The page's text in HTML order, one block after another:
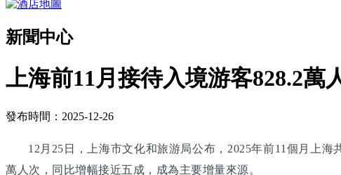
新聞中心
上海前11月接待入境游客828.2萬
發布時間：2025-12-26
12月25日，上海市文化和旅游局公布，2025年前11個月上
萬人次，同比增幅接近五成，成為主要增量來源。